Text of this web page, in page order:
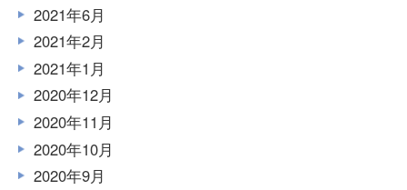
2021年6月
2021年2月
2021年1月
2020年12月
2020年11月
2020年10月
2020年9月